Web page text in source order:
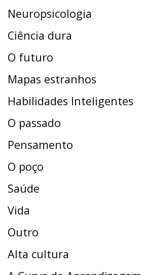
Neuropsicologia
Ciência dura
O futuro
Mapas estranhos
Habilidades Inteligentes
O passado
Pensamento
O poço
Saúde
Vida
Outro
Alta cultura